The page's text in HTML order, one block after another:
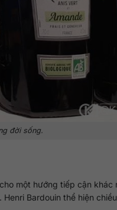
đời sống.
một hướng tiếp cận khác
Bardouin thể hiện